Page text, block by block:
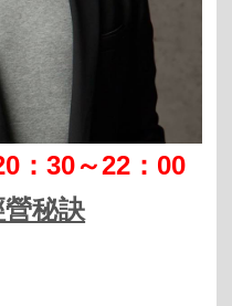
：30～22 ： 00
秘訣